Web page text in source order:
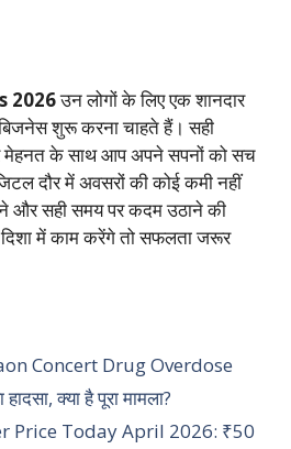
2026उन लोगों के लिए एक शानदार
शुरू करना चाहते हैं। सही
मेहनत के साथ आप अपने सपनों को सच
दौर में अवसरों की कोई कमी नहीं
और सही समय पर कदम उठाने की
में काम करेंगे तो सफलता जरूर
Concert Drug Overdose
क्या है पूरा मामला?
Price Today April 2026: ₹50